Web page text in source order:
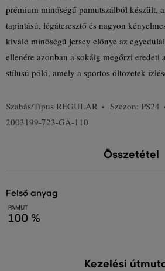
prémium minőségű pamutszálból készült,
tapintású, légáteresztő és nagyon
kiváló minőségű jersey előnye az
ellenére azonban a sokáig megőrzi eredeti
stílusú póló, amely a sportos öltözetek
Szabás/Típus REGULAR Szezon: PS24
2003199-723-GA-110
Összetétel
felső anyag
PAMUT
100 %
Kezelési